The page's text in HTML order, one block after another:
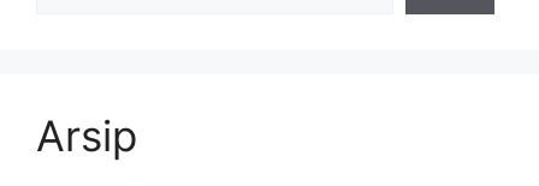
Arsip